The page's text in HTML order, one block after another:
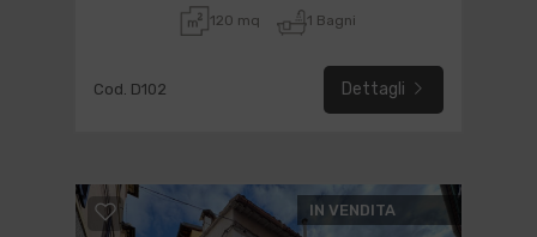
120 mq 1 Bagni
Cod. D102 Dettagli
IN VENDITA